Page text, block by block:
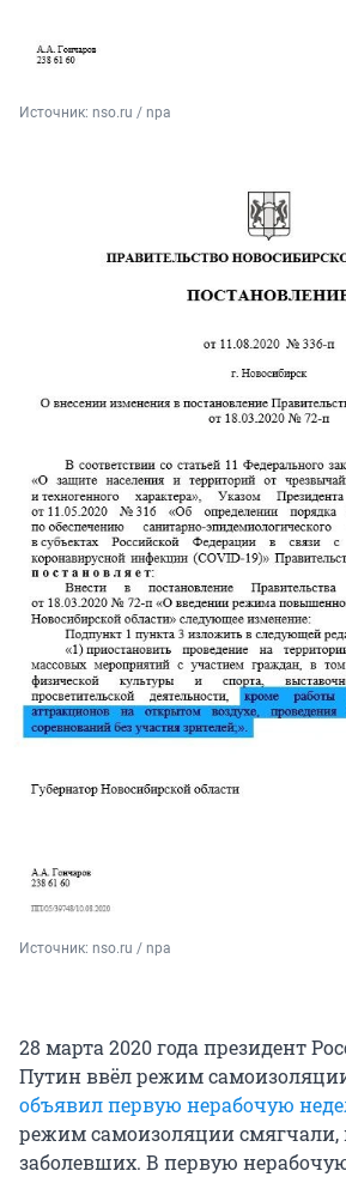
Источник: nso.ru / npa
Источник: nso.ru / npa
28 марта 2020 года президент
Путин ввёл режим
объявил первую нерабочую
режим самоизоляции смягчали,
заболевших. В первую